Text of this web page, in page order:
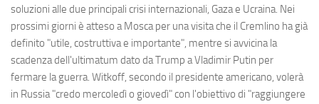
soluzioni alle due principali crisi internazionali, Gaza e Ucraina. Nei
prossimi giorni è atteso a Mosca per una visita che il Cremlino ha già
definito "utile, costruttiva e importante", mentre si avvicina la
scadenza dell'ultimatum dato da Trump a Vladimir Putin per
fermare la guerra. Witkoff, secondo il presidente americano, volerà
in Russia "credo mercoledì o giovedì" con l'obiettivo di "raggiungere